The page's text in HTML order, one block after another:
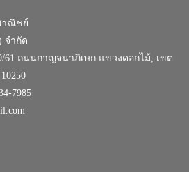
าณิชย์
จำกัด
61 ถนนกาญจนาภิเษก แขวงดอกไม้, เขต
7985